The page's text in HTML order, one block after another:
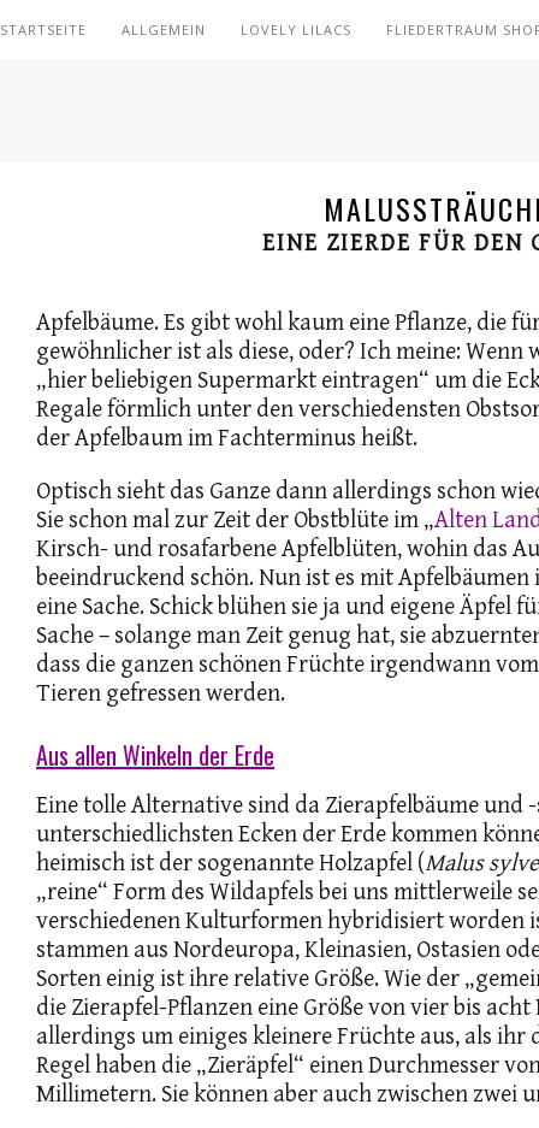
STARTSEITE ALLGEMEIN LOVELY LILACS FLIEDERTRAUM
EINE ZIERDE FÜR DEN
Apfelbäume. Es gibt wohl kaum eine Pflanze, die
gewöhnlicher ist als diese, oder? Ich meine: Wenn
„hier beliebigen Supermarkt eintragen“ um die
Regale förmlich unter den verschiedensten
der Apfelbaum im Fachterminus heißt.
Optisch sieht das Ganze dann allerdings schon
Sie schon mal zur Zeit der Obstblüte im „Alten
Kirsch- und rosafarbene Apfelblüten, wohin das
beeindruckend schön. Nun ist es mit
eine Sache. Schick blühen sie ja und eigene Äpfel
Sache – solange man Zeit genug hat, sie
dass die ganzen schönen Früchte irgendwann
Tieren gefressen werden.
Aus allen Winkeln der Erde
Eine tolle Alternative sind da Zierapfelbäume und
unterschiedlichsten Ecken der Erde kommen
heimisch ist der sogenannte Holzapfel (Malus
„reine“ Form des Wildapfels bei uns mittlerweile
verschiedenen Kulturformen hybridisiert worden
stammen aus Nordeuropa, Kleinasien, Ostasien
Sorten einig ist ihre relative Größe. Wie der
die Zierapfel-Pflanzen eine Größe von vier bis
allerdings um einiges kleinere Früchte aus, als ihr
Regel haben die „Zieräpfel“ einen Durchmesser
Millimetern. Sie können aber auch zwischen zwei